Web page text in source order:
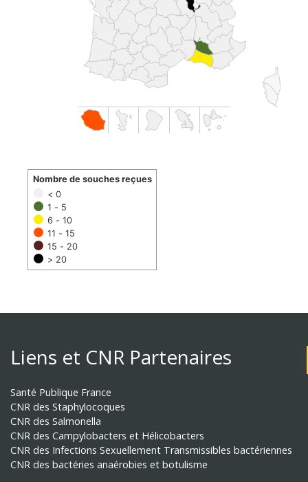
< 0
1 - 5
6 - 10
11 - 15
15 - 20
> 20
Nombre de souches reçues
Liens et CNR Partenaires
Santé Publique France
CNR des Staphylocoques
CNR des Salmonella
CNR des Campylobacters et Hélicobacters
CNR des Infections Sexuellement Transmissibles bactériennes
CNR des bactéries anaérobies et botulisme